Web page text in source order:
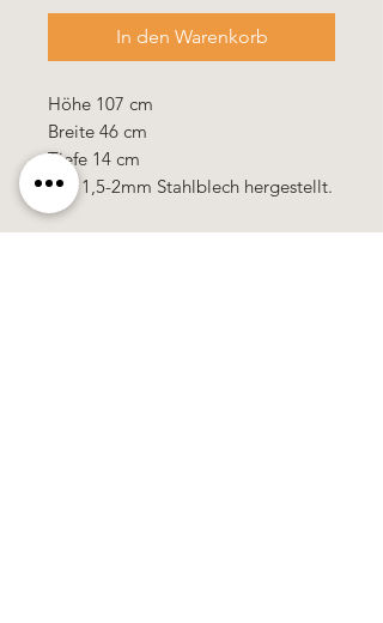
In den Warenkorb
Höhe 107 cm
Breite 46 cm
Tiefe 14 cm
Aus 1,5-2mm Stahlblech hergestellt.